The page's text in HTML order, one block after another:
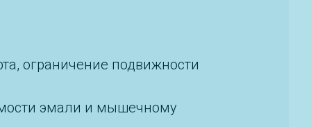
ограничение подвижности
эмали и мышечному